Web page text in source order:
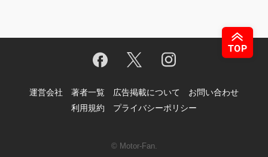
運営会社 著者一覧 広告掲載について
お問い合わせ
利用規約
プライバシーポリシー
© Motor-Fan.